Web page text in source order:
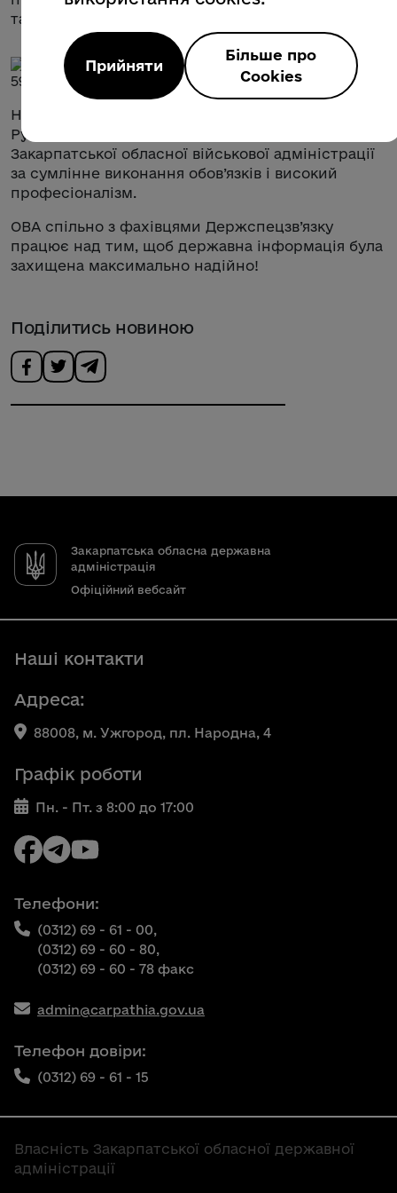
та кіберзахисту.
Насамкінець окремим учасникам зустрічі
Руслана Натуркач вручила відзнаки
Закарпатської обласної військової адміністрації
за сумлінне виконання обов’язків і високий
професіоналізм.
ОВА спільно з фахівцями Держспецзв’язку
працює над тим, щоб державна інформація була
захищена максимально надійно!
Поділитись новиною
Закарпатська обласна державна
адміністрація
Офіційний вебсайт
Наші контакти
Адреса:
88008, м. Ужгород, пл. Народна, 4
Графік роботи
Пн. - Пт. з 8:00 до 17:00
Телефони:
(0312) 69 - 61 - 00,
(0312) 69 - 60 - 80,
(0312) 69 - 60 - 78 факс
admin@carpathia.gov.ua
Телефон довіри:
(0312) 69 - 61 - 15
Власність Закарпатської обласної державної
адміністрації
Прийняти
Більше про
Cookies